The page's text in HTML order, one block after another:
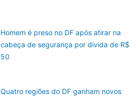
Homem é preso no DF após atirar na
cabeça de segurança por divida de R$
50
Quatro regiões do DF ganham novos